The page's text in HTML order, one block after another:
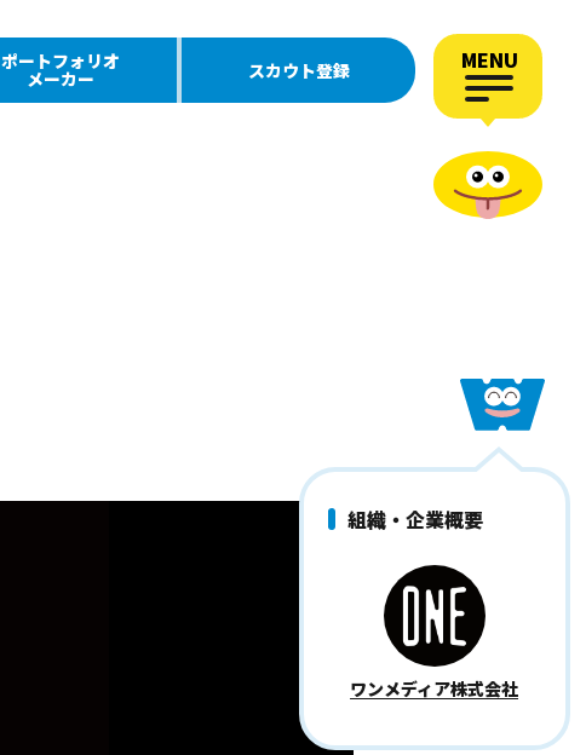
ポートフォリオ
メーカー スカウト登録 MENU
組織・企業概要
ワンメディア株式会社